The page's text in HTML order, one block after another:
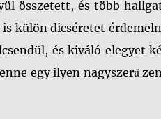
összetett, és több
külön dicséretet
és kiváló elegyet
egy ilyen nagyszerű